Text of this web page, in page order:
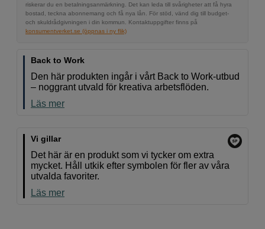
riskerar du en betalningsanmärkning. Det kan leda till svårigheter att få hyra
bostad, teckna abonnemang och få nya lån. För stöd, vänd dig till budget-
och skuldrådgivningen i din kommun. Kontaktuppgifter finns på
konsumentverket.se (öppnas i ny flik)
Back to Work
Den här produkten ingår i vårt Back to Work-utbud
– noggrant utvald för kreativa arbetsflöden.
Läs mer
Vi gillar
Det här är en produkt som vi tycker om extra
mycket. Håll utkik efter symbolen för fler av våra
utvalda favoriter.
Läs mer